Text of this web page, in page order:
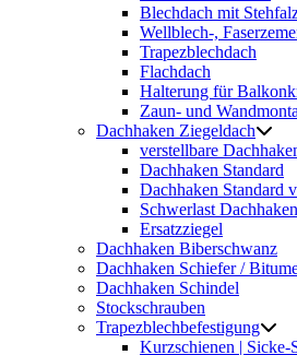
Blechdach mit
Wellblech-,
Trapezblechdach
Flachdach
Halterung für
Zaun- und
Dachhaken Ziegeldach
verstellbare
Dachhaken Standard
Dachhaken Standard
Schwerlast Dachhaken
Ersatzziegel
Dachhaken Biberschwanz
Dachhaken Schiefer /
Dachhaken Schindel
Stockschrauben
Trapezblechbefestigung
Kurzschienen | Sicke-